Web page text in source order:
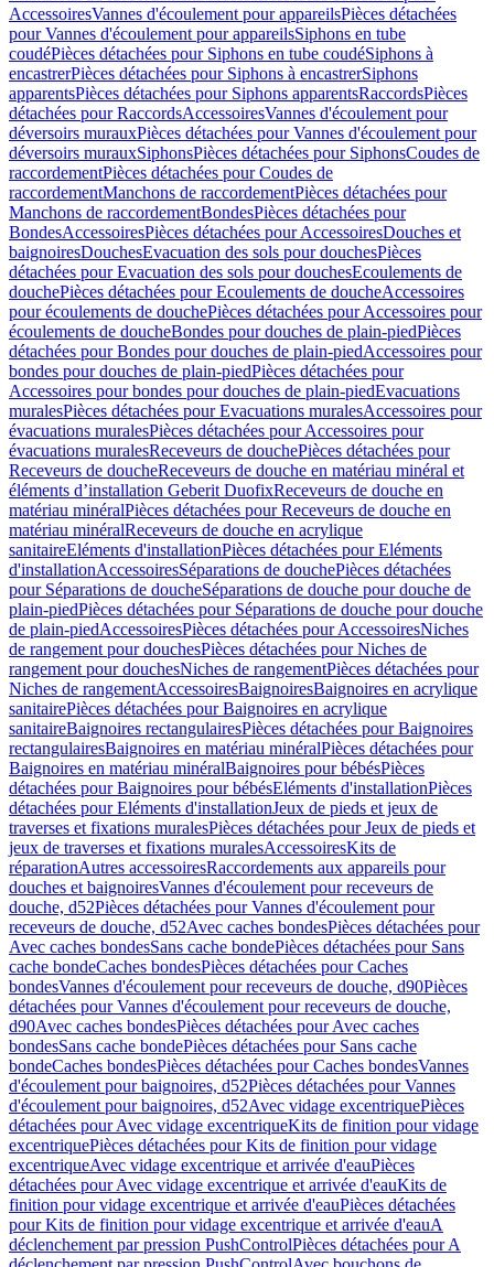
AccessoiresVannes d'écoulement pour appareilsPièces détachées
pour Vannes d'écoulement pour appareilsSiphons en tube
coudéPièces détachées pour Siphons en tube coudéSiphons à
encastrerPièces détachées pour Siphons à encastrerSiphons
apparentsPièces détachées pour Siphons apparentsRaccordsPièces
détachées pour RaccordsAccessoiresVannes d'écoulement pour
déversoirs murauxPièces détachées pour Vannes d'écoulement pour
déversoirs murauxSiphonsPièces détachées pour SiphonsCoudes de
raccordementPièces détachées pour Coudes de
raccordementManchons de raccordementPièces détachées pour
Manchons de raccordementBondesPièces détachées pour
BondesAccessoiresPièces détachées pour AccessoiresDouches et
baignoiresDouchesEvacuation des sols pour douchesPièces
détachées pour Evacuation des sols pour douchesEcoulements de
douchePièces détachées pour Ecoulements de doucheAccessoires
pour écoulements de douchePièces détachées pour Accessoires pour
écoulements de doucheBondes pour douches de plain-piedPièces
détachées pour Bondes pour douches de plain-piedAccessoires pour
bondes pour douches de plain-piedPièces détachées pour
Accessoires pour bondes pour douches de plain-piedEvacuations
muralesPièces détachées pour Evacuations muralesAccessoires pour
évacuations muralesPièces détachées pour Accessoires pour
évacuations muralesReceveurs de douchePièces détachées pour
Receveurs de doucheReceveurs de douche en matériau minéral et
éléments d’installation Geberit DuofixReceveurs de douche en
matériau minéralPièces détachées pour Receveurs de douche en
matériau minéralReceveurs de douche en acrylique
sanitaireEléments d'installationPièces détachées pour Eléments
d'installationAccessoiresSéparations de douchePièces détachées
pour Séparations de doucheSéparations de douche pour douche de
plain-piedPièces détachées pour Séparations de douche pour douche
de plain-piedAccessoiresPièces détachées pour AccessoiresNiches
de rangement pour douchesPièces détachées pour Niches de
rangement pour douchesNiches de rangementPièces détachées pour
Niches de rangementAccessoiresBaignoiresBaignoires en acrylique
sanitairePièces détachées pour Baignoires en acrylique
sanitaireBaignoires rectangulairesPièces détachées pour Baignoires
rectangulairesBaignoires en matériau minéralPièces détachées pour
Baignoires en matériau minéralBaignoires pour bébésPièces
détachées pour Baignoires pour bébésEléments d'installationPièces
détachées pour Eléments d'installationJeux de pieds et jeux de
traverses et fixations muralesPièces détachées pour Jeux de pieds et
jeux de traverses et fixations muralesAccessoiresKits de
réparationAutres accessoiresRaccordements aux appareils pour
douches et baignoiresVannes d'écoulement pour receveurs de
douche, d52Pièces détachées pour Vannes d'écoulement pour
receveurs de douche, d52Avec caches bondesPièces détachées pour
Avec caches bondesSans cache bondePièces détachées pour Sans
cache bondeCaches bondesPièces détachées pour Caches
bondesVannes d'écoulement pour receveurs de douche, d90Pièces
détachées pour Vannes d'écoulement pour receveurs de douche,
d90Avec caches bondesPièces détachées pour Avec caches
bondesSans cache bondePièces détachées pour Sans cache
bondeCaches bondesPièces détachées pour Caches bondesVannes
d'écoulement pour baignoires, d52Pièces détachées pour Vannes
d'écoulement pour baignoires, d52Avec vidage excentriquePièces
détachées pour Avec vidage excentriqueKits de finition pour vidage
excentriquePièces détachées pour Kits de finition pour vidage
excentriqueAvec vidage excentrique et arrivée d'eauPièces
détachées pour Avec vidage excentrique et arrivée d'eauKits de
finition pour vidage excentrique et arrivée d'eauPièces détachées
pour Kits de finition pour vidage excentrique et arrivée d'eauA
déclenchement par pression PushControlPièces détachées pour A